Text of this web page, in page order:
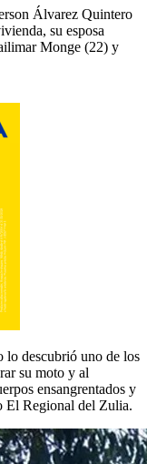
Álvarez Quintero
su esposa
Monge (22) y
lo descubrió uno de los
su moto y al
ensangrentados y
El Regional del Zulia.